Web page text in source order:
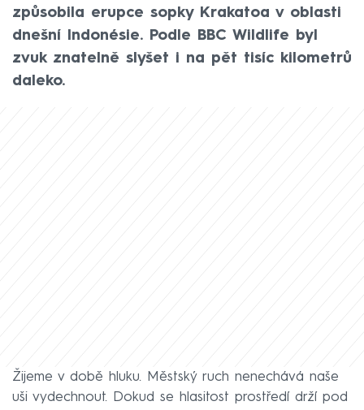
způsobila erupce sopky Krakatoa v oblasti
dnešní Indonésie. Podle BBC Wildlife byl
zvuk znatelně slyšet i na pět tisíc kilometrů
daleko.
Žijeme v době hluku. Městský ruch nenechává naše
uši vydechnout. Dokud se hlasitost prostředí drží pod